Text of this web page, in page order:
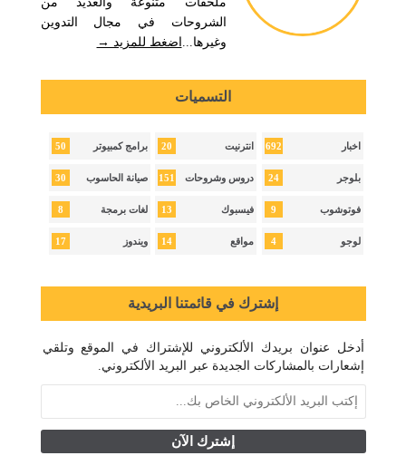
الشروحات في مجال التدوين
وغيرها... اضغط للمزيد →
التسميات
اخبار 692 انترنيت 20 برامج كمبيوتر 50
بلوجر 24 دروس وشروحات 151 صيانة الحاسوب 30
فوتوشوب 9 فيسبوك 13 لغات برمجة 8
لوجو 4 مواقع 14 ويندوز 17
إشترك في قائمتنا البريدية
أدخل عنوان بريدك الألكتروني للإشتراك في الموقع وتلقي
إشعارات بالمشاركات الجديدة عبر البريد الألكتروني.